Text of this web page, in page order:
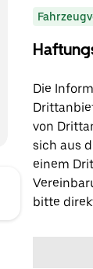
Die
von
sich aus
einem
bitte